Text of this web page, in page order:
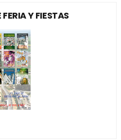
Y FIESTAS